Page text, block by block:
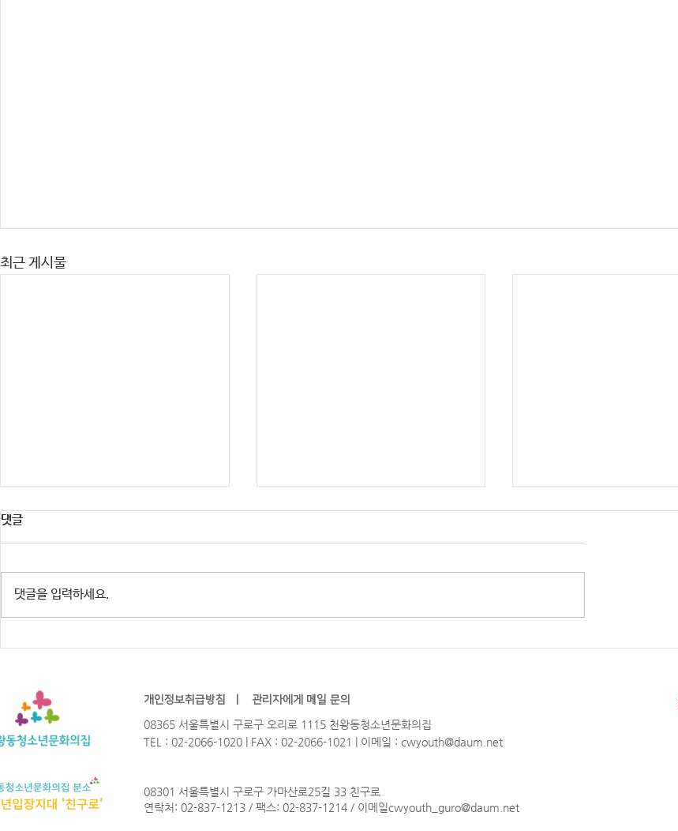
최근 게시물
댓글
댓글을 입력하세요.
개인정보취급방침
관리자에게 메일 문의
08365 서울특별시 구로구 오리로 1115 천왕동청소년문화의집
TEL : 02-2066-1020 | FAX : 02-2066-1021 | 이메일 : cwyouth@daum.net
08301 서울특별시 구로구 가마산로25길 33 친구로
연락처: 02-837-1213 / 팩스: 02-837-1214 / 이메일cwyouth_guro@daum.net